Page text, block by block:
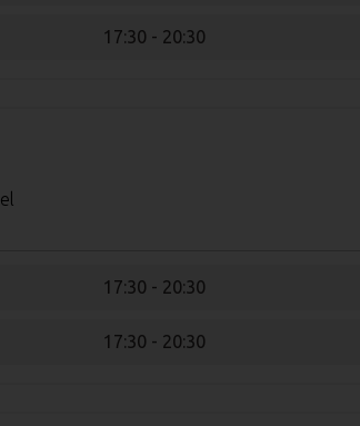
17:30 - 20:30
17:30 - 20:30
17:30 - 20:30